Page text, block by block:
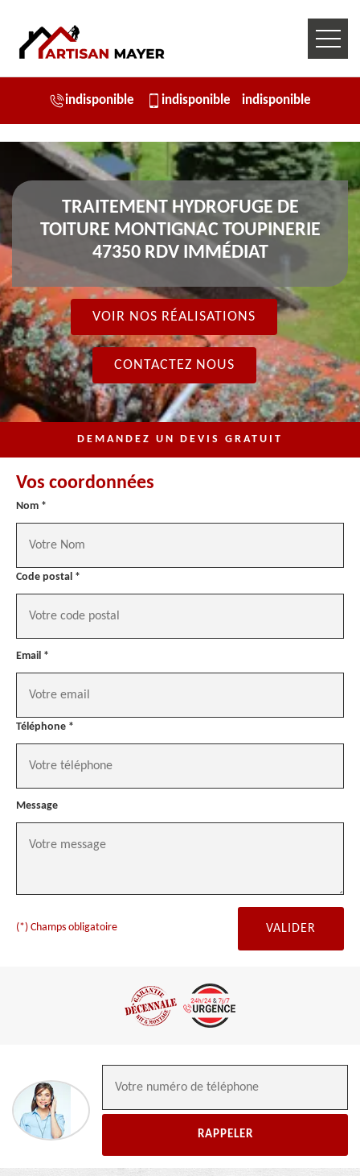
indisponible indisponible indisponible
TRAITEMENT HYDROFUGE DE
TOITURE MONTIGNAC TOUPINERIE
47350 RDV IMMÉDIAT
VOIR NOS RÉALISATIONS
CONTACTEZ NOUS
DEMANDEZ UN DEVIS GRATUIT
Vos coordonnées
Nom *
Code postal *
Email *
Téléphone *
Message
(*) Champs obligatoire